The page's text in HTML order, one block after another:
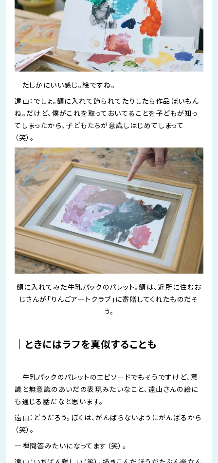
― たしかにいい感じ。絵ですね。
遠山：でしょ。額に入れて飾られてたり したら作品 ぽいもん
ね。だけど、僕がこれを取って おいてる ことを子どもが知っ
てしまったか ら、子どもたちが意識しはじめてしまって
（笑）。
額に入れてみた牛乳パックのパレット。額は、近所に住むお
じさんが「りんごアートクラブ」に寄贈してくれたものだそ
う。
｜ときにはラフを真似することも
― 牛乳パックのパレットのエピソードでもそうですけど、意
識と無意識のあいだの表現みたいなこと、遠山さんの絵に
も通じる話だなと思います。
遠山：どうだろう。ぼくは、がんばらないようにがんばる から
（笑）。
―禅問答みたいになってます （笑）。